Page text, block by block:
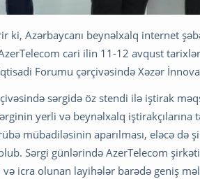
ki, Azərbaycanı beynəlxalq internet
cari ilin 11-12 avqust
Forumu çərçivəsində Xəzər
sərgidə öz stendi ilə iştirak
yerli və beynəlxalq
mübadiləsinin aparılması, eləcə də
Sərgi günlərində AzerTelecom
icra olunan layihələr barədə geniş